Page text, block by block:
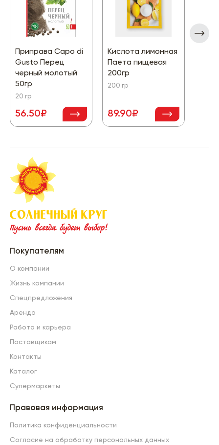
Приправа Capo di
Gusto Перец
черный молотый
50гр
20 гр
56.50₽
Кислота лимонная
Паета пищевая
200гр
200 гр
89.90₽
Покупателям
О компании
Жизнь компании
Спецпредложения
Аренда
Работа и карьера
Поставщикам
Контакты
Каталог
Супермаркеты
Правовая информация
Политика конфиденциальности
Согласие на обработку персональных данных